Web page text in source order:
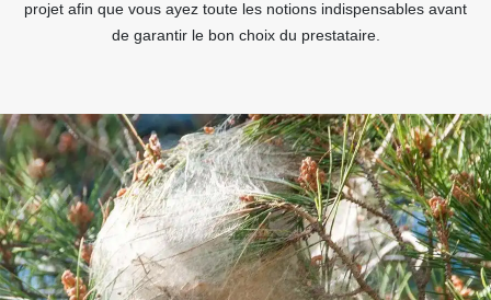
projet afin que vous ayez toute les notions indispensables avant
de garantir le bon choix du prestataire.